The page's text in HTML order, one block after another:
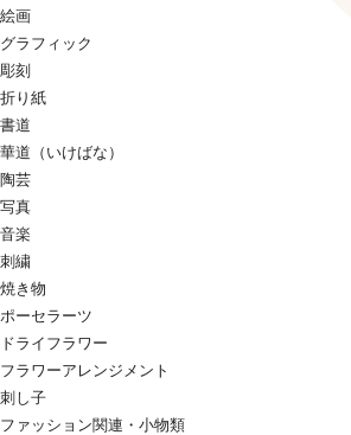
絵画
グラフィック
彫刻
折り紙
書道
華道（いけばな）
陶芸
写真
音楽
刺繍
焼き物
ポーセラーツ
ドライフラワー
フラワーアレンジメント
刺し子
ファッション関連・小物類